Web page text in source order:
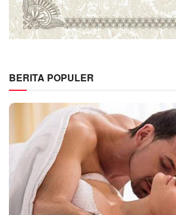
BERITA POPULER